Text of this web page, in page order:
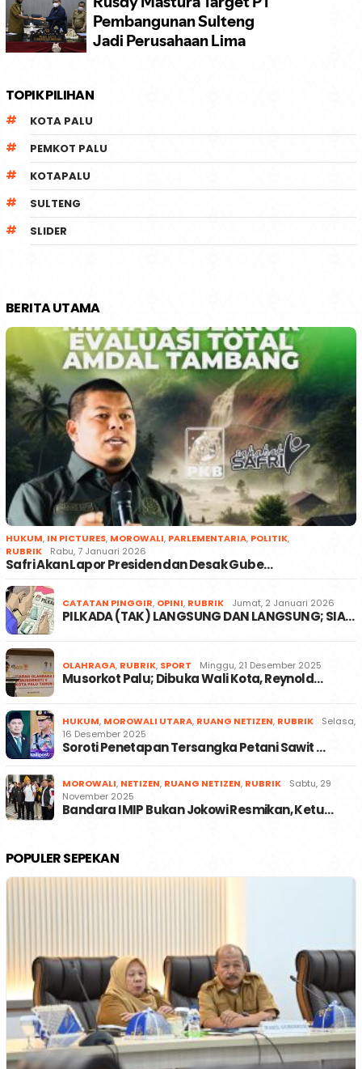
TOPIK PILIHAN
KOTA PALU
PEMKOT PALU
KOTAPALU
SULTENG
SLIDER
BERITA UTAMA
HUKUM, IN PICTURES, MOROWALI, PARLEMENTARIA, POLITIK,
RUBRIK
Rabu, 7 Januari 2026
Safri Akan Lapor Presiden dan Desak Gube…
CATATAN PINGGIR, OPINI, RUBRIK Jumat, 2 Januari 2026
PILKADA (TAK) LANGSUNG DAN LANGSUNG; SIA…
OLAHRAGA, RUBRIK, SPORT Minggu, 21 Desember 2025
Musorkot Palu; Dibuka Wali Kota, Reynold…
HUKUM, MOROWALI UTARA, RUANG NETIZEN, RUBRIK
Selasa,
16 Desember 2025
Soroti Penetapan Tersangka Petani Sawit …
MOROWALI, NETIZEN, RUANG NETIZEN, RUBRIK
Sabtu, 29
November 2025
Bandara IMIP Bukan Jokowi Resmikan, Ketu…
POPULER SEPEKAN